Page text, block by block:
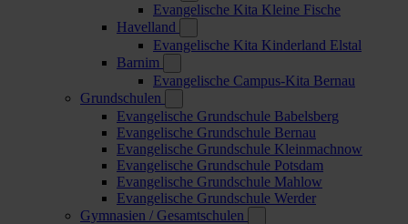
Evangelische Kita Kleine Fische
Havelland
Evangelische Kita Kinderland Elstal
Barnim
Evangelische Campus-Kita Bernau
Grundschulen
Evangelische Grundschule Babelsberg
Evangelische Grundschule Bernau
Evangelische Grundschule Kleinmachnow
Evangelische Grundschule Potsdam
Evangelische Grundschule Mahlow
Evangelische Grundschule Werder
Gymnasien / Gesamtschulen